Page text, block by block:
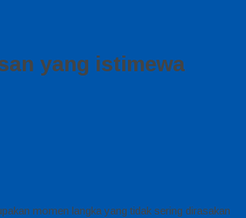
yang istimewa
momen langka yang tidak sering dirasakan